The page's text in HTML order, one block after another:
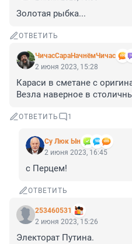
Золотая рыбка...
ОТВЕТИТЬ
ЧичасСараНачнёмЧичас
2 июня 2023, 15:28
Караси в сметане с
Везла наверное в
ОТВЕТИТЬ 1
Су Люк Ын
2 июня 2023, 16:45
с Перцем!
ОТВЕТИТЬ
253460531
2 июня 2023, 15:26
Электорат Путина.